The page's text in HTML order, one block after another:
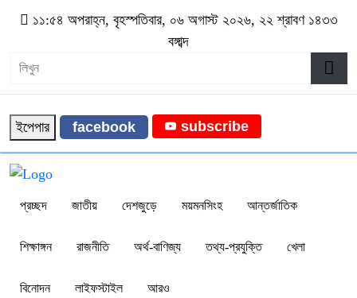
১১:৫৪ অপরাহ্ন, বৃহস্পতিবার, ০৬ অগাস্ট ২০২৬, ২২ শ্রাবণ ১৪৩৩
বঙ্গাব্দ
ইপেপার facebook subscribe
প্রচ্ছদ জাতীয় দেশজুড়ে ময়মনসিংহ আন্তর্জাতিক
শিক্ষাঙ্গন রাজনীতি অর্থ-বাণিজ্য তথ্য-প্রযুক্তি খেলা
বিনোদন লাইফস্টাইল আরও